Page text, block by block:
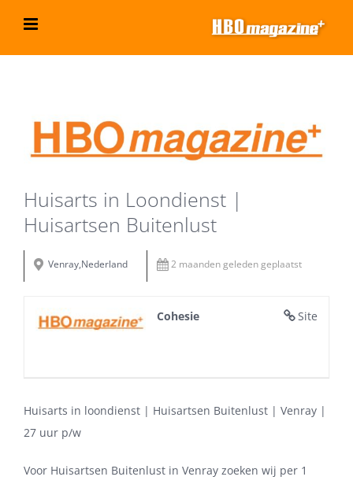
inhoud
grotere
afbeelding
Huisarts in Loondienst |
Huisartsen Buitenlust
Venray,Nederland 2 maanden geleden geplaatst
Site
Cohesie
Huisarts in loondienst | Huisartsen Buitenlust | Venray |
27 uur p/w
Voor Huisartsen Buitenlust in Venray zoeken wij per 1